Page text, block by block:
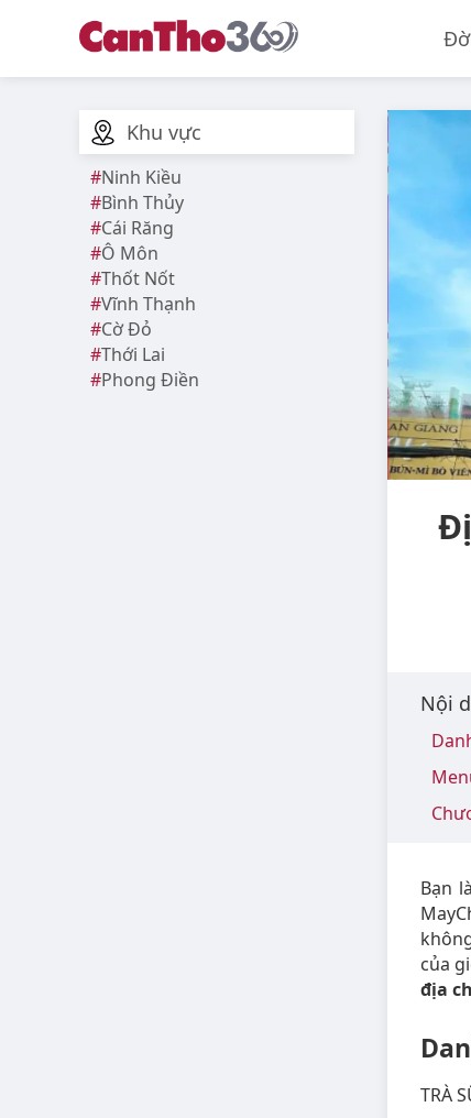
Khu vực
Ninh Kiều
Bình Thủy
Cái Răng
Ô Môn
Thốt Nốt
Vĩnh Thạnh
Cờ Đỏ
Thới Lai
Phong Điền
Nội
Bạn
của
địa
TRÀ